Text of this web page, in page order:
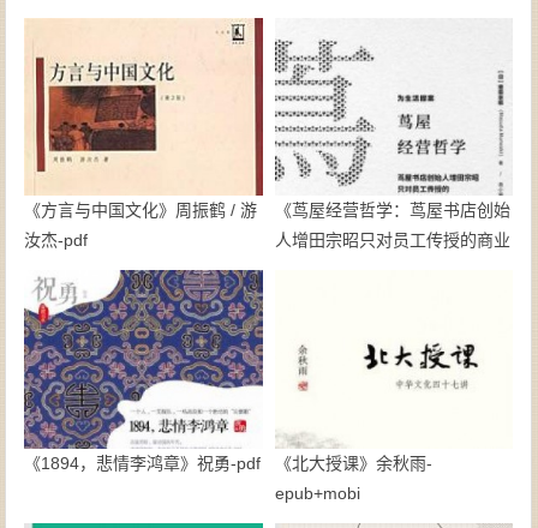
《方言与中国文化》周振鹤 / 游
汝杰-pdf
《茑屋经营哲学：茑屋书店创始
人增田宗昭只对员工传授的商业
《1894，悲情李鸿章》祝勇-pdf
《北大授课》余秋雨-
epub+mobi